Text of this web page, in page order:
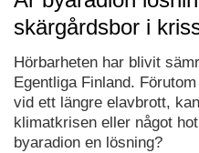
skärgårdsbor i
Hörbarheten har blivit
Egentliga Finland.
vid ett längre elavbrott,
klimatkrisen eller något
byaradion en lösning?